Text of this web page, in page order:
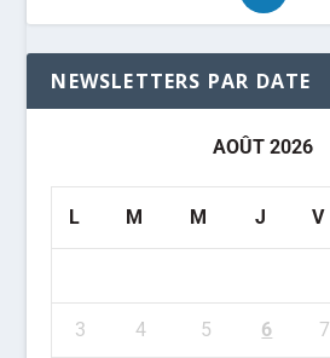
NEWSLETTERS PAR DATE
AOÛT 2026
L M M J V
3 4 5 6 7